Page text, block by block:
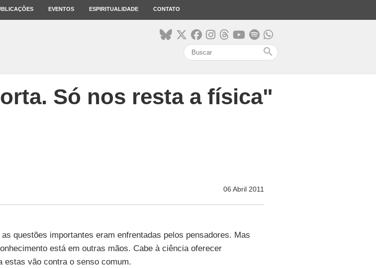
EVENTOS ESPIRITUALIDADE CONTATO
search
Só nos resta a física"
06 Abril 2011
questões importantes eram enfrentadas pelos pensadores. Mas
está em outras mãos. Cabe à ciência oferecer
estas vão contra o senso comum.